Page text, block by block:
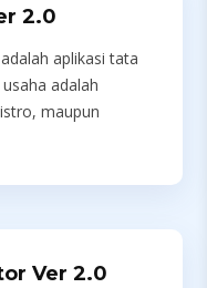
2.0
aplikasi tata
adalah
maupun
Ver 2.0